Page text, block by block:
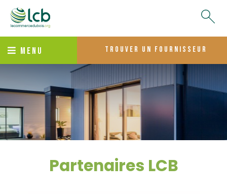
MENU trouver un fournisseur
Partenaires LCB